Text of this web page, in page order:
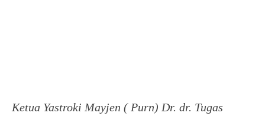
Ketua Yastroki Mayjen ( Purn) Dr. dr. Tugas